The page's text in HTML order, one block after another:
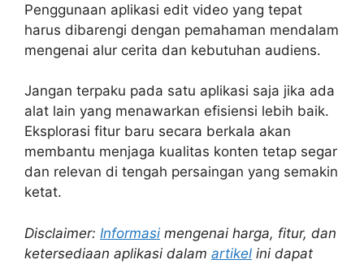
Penggunaan aplikasi edit video yang tepat
harus dibarengi dengan pemahaman mendalam
mengenai alur cerita dan kebutuhan audiens.
Jangan terpaku pada satu aplikasi saja jika ada
alat lain yang menawarkan efisiensi lebih baik.
Eksplorasi fitur baru secara berkala akan
membantu menjaga kualitas konten tetap segar
dan relevan di tengah persaingan yang semakin
ketat.
Disclaimer: Informasi mengenai harga, fitur, dan
ketersediaan aplikasi dalam artikel ini dapat